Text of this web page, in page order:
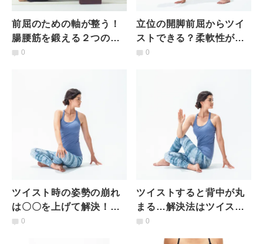
前屈のための軸が整う！
腸腰筋を鍛える２つのメ
ソッドと解剖学的知識
0
立位の開脚前屈からツイ
ストできる？柔軟性が上
がる＋１動作とは
0
ツイスト時の姿勢の崩れ
は〇〇を上げて解決！解
剖学的アプローチとは
0
ツイストすると背中が丸
まる…解決法はツイスト
時の「頸椎」の向き
0